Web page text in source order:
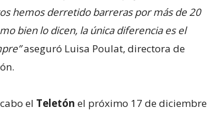
hemos derretido barreras por más de 20
bien lo dicen, la única diferencia es el
aseguró Luisa Poulat, directora de
el Teletón el próximo 17 de diciembre